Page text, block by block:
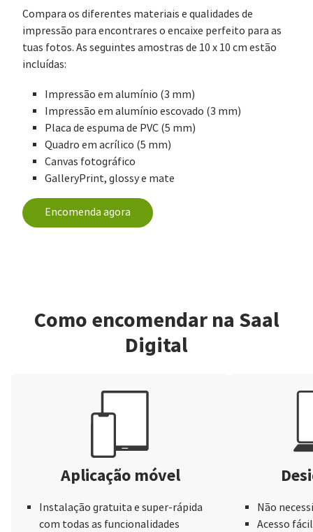
Compara os diferentes materiais e qualidades de
impressão para encontrares o encaixe perfeito para as
tuas fotos. As seguintes amostras de 10 x 10 cm estão
incluídas:
Impressão em alumínio (3 mm)
Impressão em alumínio escovado (3 mm)
Placa de espuma de PVC (5 mm)
Quadro em acrílico (5 mm)
Canvas fotográfico
GalleryPrint, glossy e mate
Encomenda agora
Como encomendar na Saal
Digital
Aplicação móvel
Instalação gratuita e super-rápida
com todas as funcionalidades
Não
Acesso